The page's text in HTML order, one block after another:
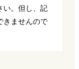
い。但し、記
きませんので